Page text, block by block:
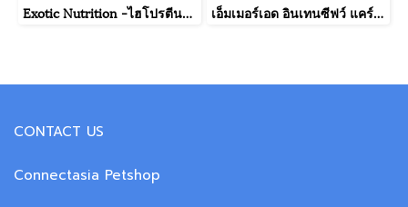
Exotic Nutrition -ไฮโปรตีนวอมบารู ฟรุ๊ตแอนด์เวกกี้ (รสผักผลไม้) อาหารชูการ์ไกลเดอร์แบบขวดพร้อมทาน ขนาด 340 กรัม เอ็มเมอร์เอด อินเทนซีฟว์ แคร์ โอมนิวอร์ ขนาด 100 กรัม.
CONTACT US
Connectasia Petshop